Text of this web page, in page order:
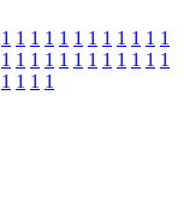
1 1 1 1 1 1 1 1 1 1 1 1
1 1 1 1 1 1 1 1 1 1 1 1
1 1 1 1